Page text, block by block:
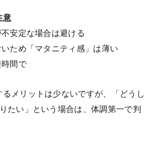
意
安定な場合は避ける
ため「マタニティ感」は薄い
間で
るメリットは少ないですが、「どうし
たい」という場合は、体調第一で判